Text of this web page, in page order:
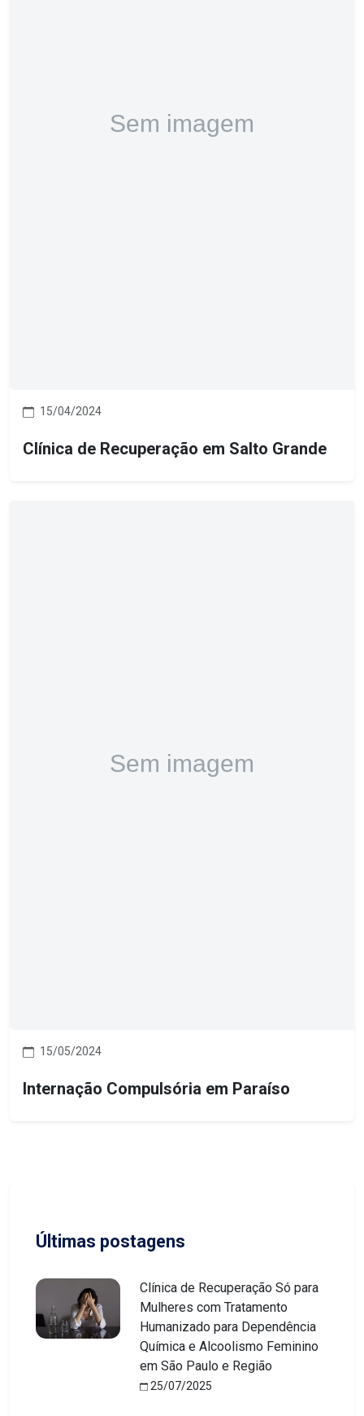
15/04/2024
Clínica de Recuperação em Salto Grande
15/05/2024
Internação Compulsória em Paraíso
Últimas postagens
Clínica de Recuperação Só para
Mulheres com Tratamento
Humanizado para Dependência
Química e Alcoolismo Feminino
em São Paulo e Região
25/07/2025